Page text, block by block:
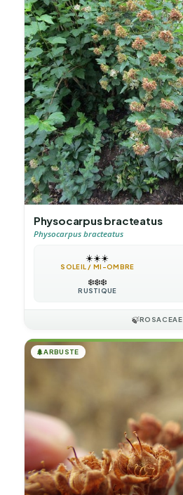
Physocarpus bracteatus
Physocarpus bracteatus
☀️☀️☀️
SOLEIL / MI-OMBRE
❄️❄️❄️
RUSTIQUE
🍃ROSACEAE
🌲ARBUSTE